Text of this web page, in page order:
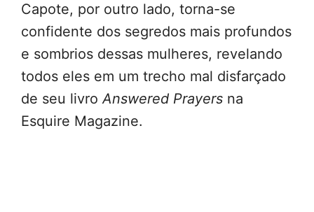
Capote, por outro lado, torna-se
confidente dos segredos mais profundos
e sombrios dessas mulheres, revelando
todos eles em um trecho mal disfarçado
de seu livroAnswered Prayers na
Esquire Magazine.